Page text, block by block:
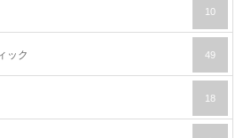
10
ック 49
18